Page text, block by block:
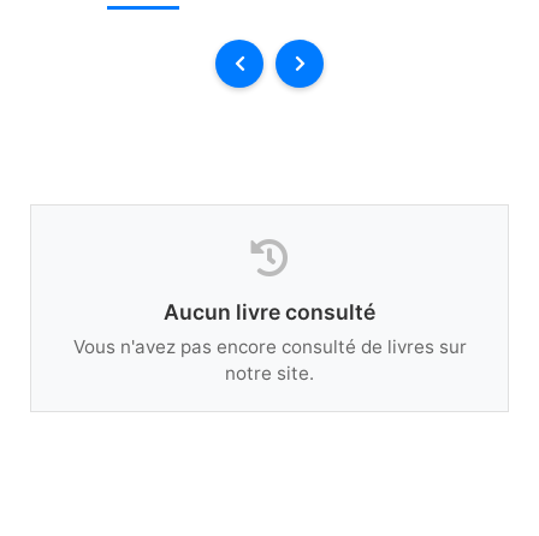
Aucun livre consulté
Vous n'avez pas encore consulté de livres sur
notre site.